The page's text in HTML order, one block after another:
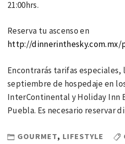
21:00hrs.
Reserva tu ascenso en
http://dinnerinthesky.com.mx/
Encontrarás tarifas especiales,
septiembre de hospedaje en
InterContinental y Holiday Inn
Puebla. Es necesario reservar
GOURMET, LIFESTYLE